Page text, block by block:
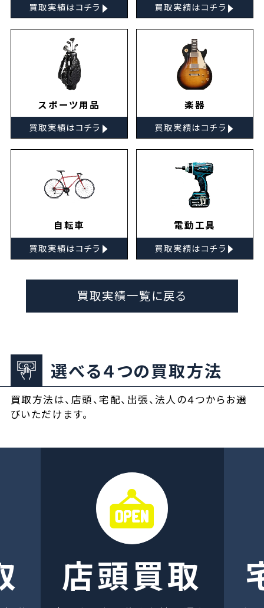
買取実績はコチラ ▸ 買取実績はコチラ ▸
スポーツ用品
買取実績はコチラ ▸
楽器
買取実績はコチラ ▸
自転車
買取実績はコチラ ▸
電動工具
買取実績はコチラ ▸
買取実績一覧に戻る
選べる４つの買取方法
買取方法は、店頭、宅配、出張、法人の４つからお選
びいただけます。
店頭買取